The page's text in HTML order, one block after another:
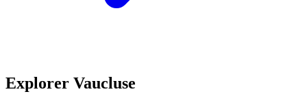
Explorer Vaucluse